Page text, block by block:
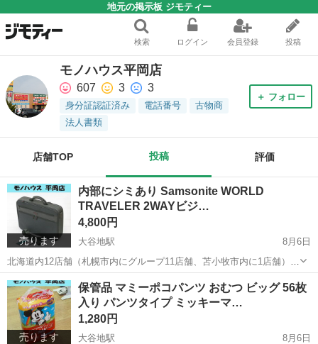
地元の掲示板 ジモティー
検索 ログイン 会員登録 投稿
モノハウス平岡店
607 3 3
身分証認証済み 電話番号
古物商
法人書類
＋ フォロー
店舗TOP 投稿 評価
売ります
内部にシミあり Samsonite WORLD
TRAVELER 2WAYビジ…
4,800円
大谷地駅
8月6日
北海道内12店舗（札幌市内にグループ11店舗、苫小牧市内に1店舗）
Used Goods Market ★ユーズドグッズマーケット★ 総合リサイクルシ
ョップ アウトレットモノハウス平岡店です。 Samsoni...
北海道 札幌市 大谷地駅 バッグ Samsonite
売ります
保管品 マミーポコパンツ おむつ ビッグ 56枚
入り パンツタイプ ミッキーマ…
1,280円
大谷地駅
8月6日